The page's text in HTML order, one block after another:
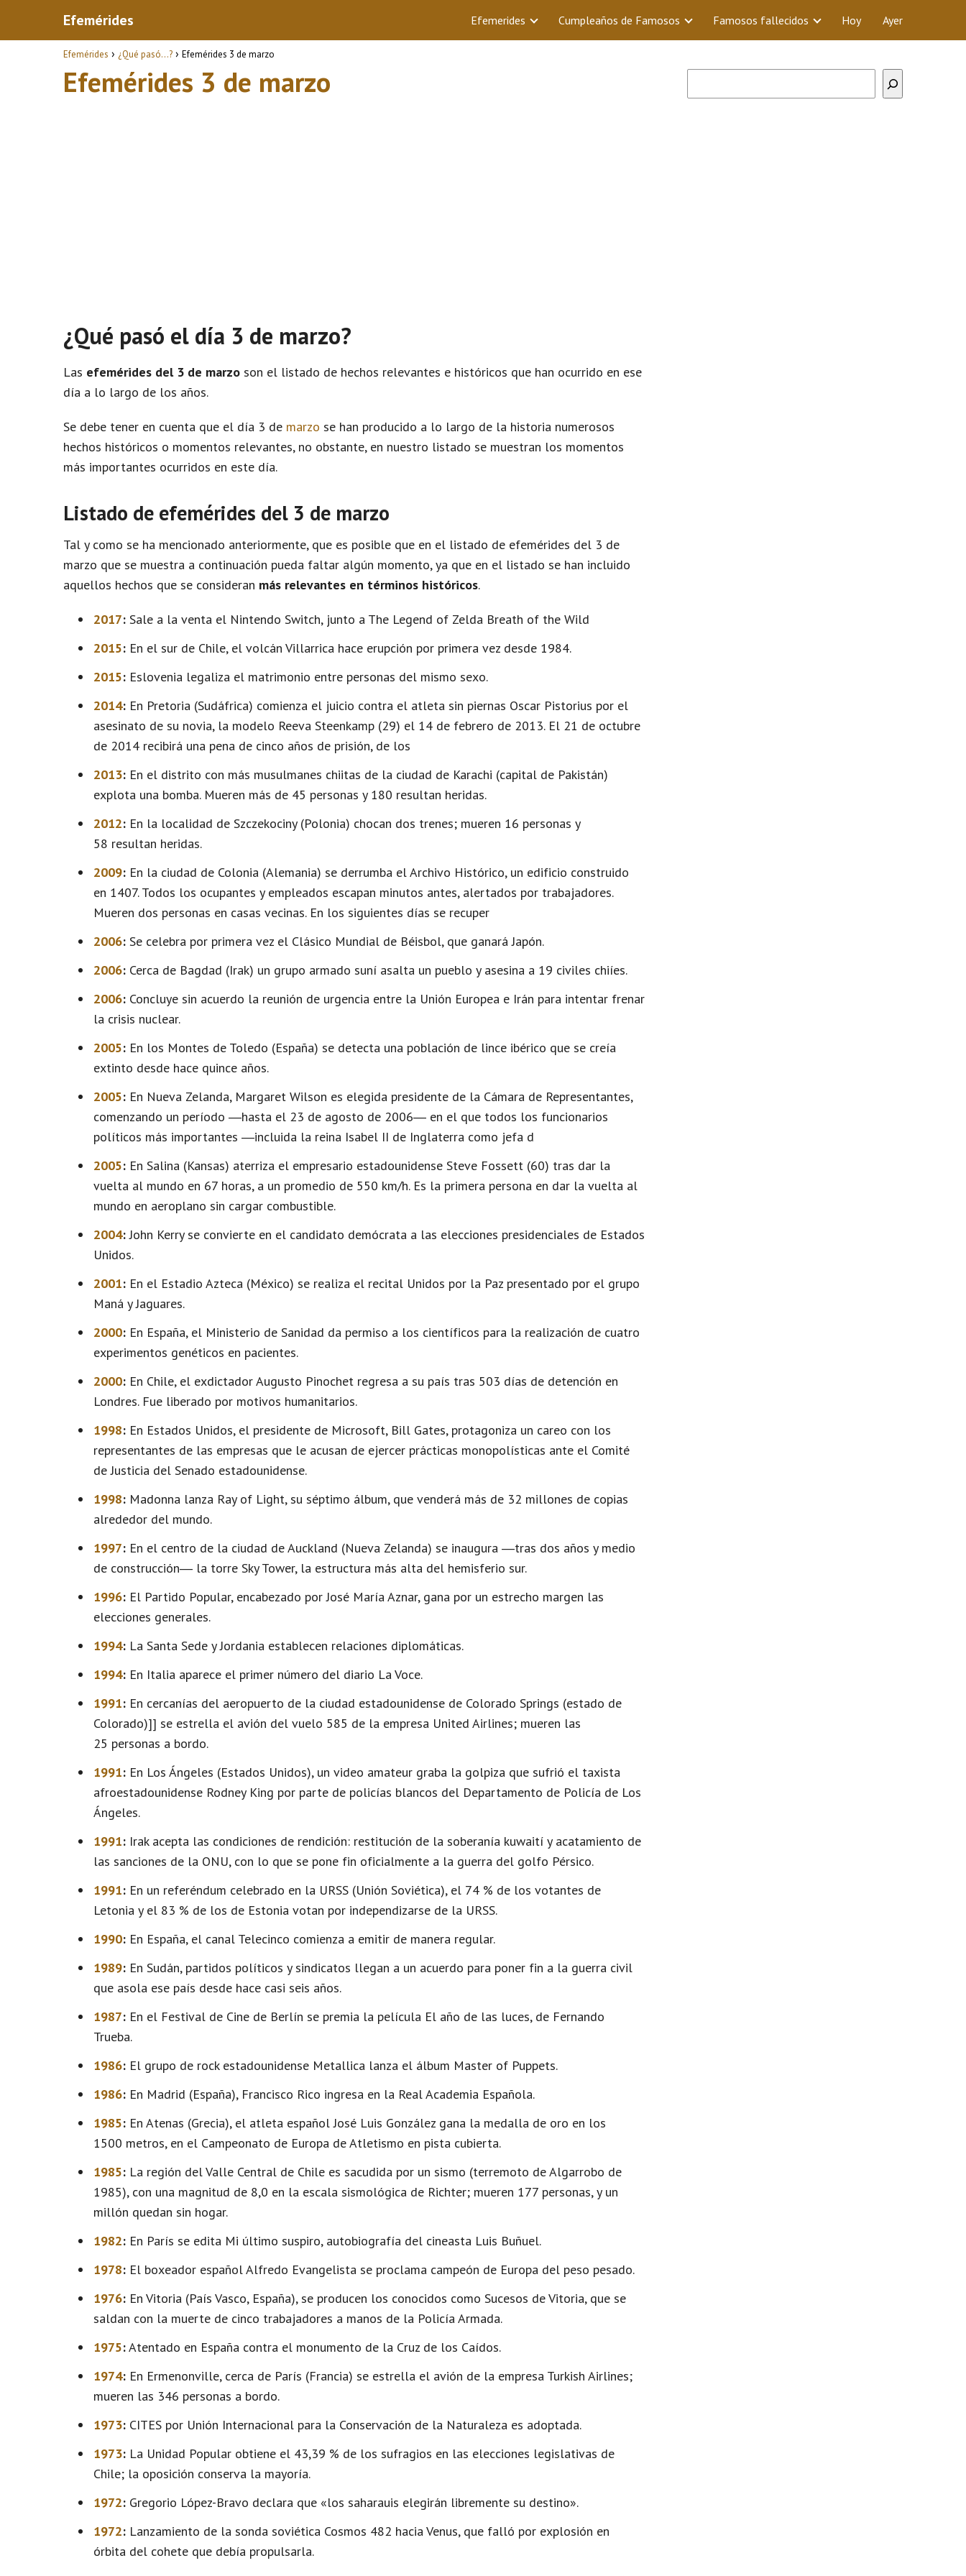
Efemérides Efemerides Cumpleaños de Famosos Famosos fallecidos Hoy Ayer
Efemérides ¿Qué pasó...? Efemérides 3 de marzo
Efemérides 3 de marzo
¿Qué pasó el día 3 de marzo?
Las efemérides del 3 de marzo son el listado de hechos relevantes e históricos que han ocurrido en ese
día a lo largo de los años.
Se debe tener en cuenta que el día 3 de marzo se han producido a lo largo de la historia numerosos
hechos históricos o momentos relevantes, no obstante, en nuestro listado se muestran los momentos
más importantes ocurridos en este día.
Listado de efemérides del 3 de marzo
Tal y como se ha mencionado anteriormente, que es posible que en el listado de efemérides del 3 de
marzo que se muestra a continuación pueda faltar algún momento, ya que en el listado se han incluido
aquellos hechos que se consideran más relevantes en términos históricos.
2017: Sale a la venta el Nintendo Switch, junto a The Legend of Zelda Breath of the Wild
2015: En el sur de Chile, el volcán Villarrica hace erupción por primera vez desde 1984.
2015: Eslovenia legaliza el matrimonio entre personas del mismo sexo.
2014: En Pretoria (Sudáfrica) comienza el juicio contra el atleta sin piernas Oscar Pistorius por el
asesinato de su novia, la modelo Reeva Steenkamp (29) el 14 de febrero de 2013. El 21 de octubre
de 2014 recibirá una pena de cinco años de prisión, de los
2013: En el distrito con más musulmanes chiitas de la ciudad de Karachi (capital de Pakistán)
explota una bomba. Mueren más de 45 personas y 180 resultan heridas.
2012: En la localidad de Szczekociny (Polonia) chocan dos trenes; mueren 16 personas y
58 resultan heridas.
2009: En la ciudad de Colonia (Alemania) se derrumba el Archivo Histórico, un edificio construido
en 1407. Todos los ocupantes y empleados escapan minutos antes, alertados por trabajadores.
Mueren dos personas en casas vecinas. En los siguientes días se recuper
2006: Se celebra por primera vez el Clásico Mundial de Béisbol, que ganará Japón.
2006: Cerca de Bagdad (Irak) un grupo armado suní asalta un pueblo y asesina a 19 civiles chiíes.
2006: Concluye sin acuerdo la reunión de urgencia entre la Unión Europea e Irán para intentar frenar
la crisis nuclear.
2005: En los Montes de Toledo (España) se detecta una población de lince ibérico que se creía
extinto desde hace quince años.
2005: En Nueva Zelanda, Margaret Wilson es elegida presidente de la Cámara de Representantes,
comenzando un período ―hasta el 23 de agosto de 2006― en el que todos los funcionarios
políticos más importantes ―incluida la reina Isabel II de Inglaterra como jefa d
2005: En Salina (Kansas) aterriza el empresario estadounidense Steve Fossett (60) tras dar la
vuelta al mundo en 67 horas, a un promedio de 550 km/h. Es la primera persona en dar la vuelta al
mundo en aeroplano sin cargar combustible.
2004:John Kerry se convierte en el candidato demócrata a las elecciones presidenciales de Estados
Unidos.
2001: En el Estadio Azteca (México) se realiza el recital Unidos por la Paz presentado por el grupo
Maná y Jaguares.
2000: En España, el Ministerio de Sanidad da permiso a los científicos para la realización de cuatro
experimentos genéticos en pacientes.
2000: En Chile, el exdictador Augusto Pinochet regresa a su país tras 503 días de detención en
Londres. Fue liberado por motivos humanitarios.
1998: En Estados Unidos, el presidente de Microsoft, Bill Gates, protagoniza un careo con los
representantes de las empresas que le acusan de ejercer prácticas monopolísticas ante el Comité
de Justicia del Senado estadounidense.
1998: Madonna lanza Ray of Light, su séptimo álbum, que venderá más de 32 millones de copias
alrededor del mundo.
1997: En el centro de la ciudad de Auckland (Nueva Zelanda) se inaugura ―tras dos años y medio
de construcción― la torre Sky Tower, la estructura más alta del hemisferio sur.
1996: El Partido Popular, encabezado por José María Aznar, gana por un estrecho margen las
elecciones generales.
1994: La Santa Sede y Jordania establecen relaciones diplomáticas.
1994: En Italia aparece el primer número del diario La Voce.
1991: En cercanías del aeropuerto de la ciudad estadounidense de Colorado Springs (estado de
Colorado)]] se estrella el avión del vuelo 585 de la empresa United Airlines; mueren las
25 personas a bordo.
1991: En Los Ángeles (Estados Unidos), un video amateur graba la golpiza que sufrió el taxista
afroestadounidense Rodney King por parte de policías blancos del Departamento de Policía de Los
Ángeles.
1991: Irak acepta las condiciones de rendición: restitución de la soberanía kuwaití y acatamiento de
las sanciones de la ONU, con lo que se pone fin oficialmente a la guerra del golfo Pérsico.
1991: En un referéndum celebrado en la URSS (Unión Soviética), el 74 % de los votantes de
Letonia y el 83 % de los de Estonia votan por independizarse de la URSS.
1990: En España, el canal Telecinco comienza a emitir de manera regular.
1989: En Sudán, partidos políticos y sindicatos llegan a un acuerdo para poner fin a la guerra civil
que asola ese país desde hace casi seis años.
1987: En el Festival de Cine de Berlín se premia la película El año de las luces, de Fernando
Trueba.
1986: El grupo de rock estadounidense Metallica lanza el álbum Master of Puppets.
1986: En Madrid (España), Francisco Rico ingresa en la Real Academia Española.
1985: En Atenas (Grecia), el atleta español José Luis González gana la medalla de oro en los
1500 metros, en el Campeonato de Europa de Atletismo en pista cubierta.
1985: La región del Valle Central de Chile es sacudida por un sismo (terremoto de Algarrobo de
1985), con una magnitud de 8,0 en la escala sismológica de Richter; mueren 177 personas, y un
millón quedan sin hogar.
1982: En París se edita Mi último suspiro, autobiografía del cineasta Luis Buñuel.
1978: El boxeador español Alfredo Evangelista se proclama campeón de Europa del peso pesado.
1976: En Vitoria (País Vasco, España), se producen los conocidos como Sucesos de Vitoria, que se
saldan con la muerte de cinco trabajadores a manos de la Policía Armada.
1975:Atentado en España contra el monumento de la Cruz de los Caídos.
1974: En Ermenonville, cerca de París (Francia) se estrella el avión de la empresa Turkish Airlines;
mueren las 346 personas a bordo.
1973: CITES por Unión Internacional para la Conservación de la Naturaleza es adoptada.
1973: La Unidad Popular obtiene el 43,39 % de los sufragios en las elecciones legislativas de
Chile; la oposición conserva la mayoría.
1972: Gregorio López-Bravo declara que «los saharauis elegirán libremente su destino».
1972: Lanzamiento de la sonda soviética Cosmos 482 hacia Venus, que falló por explosión en
órbita del cohete que debía propulsarla.